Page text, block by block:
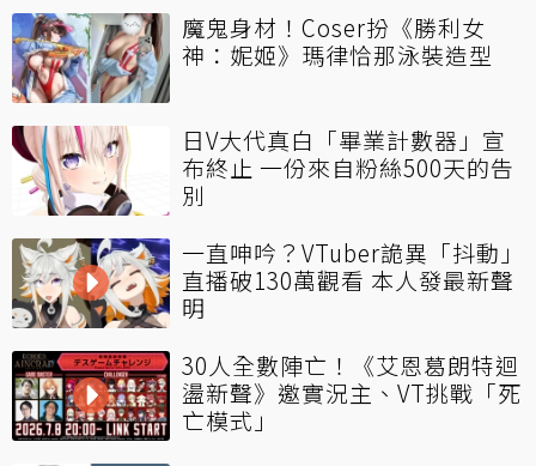
魔鬼身材！Coser扮《勝利女
神：妮姬》瑪律恰那泳裝造型
日V大代真白「畢業計數器」宣
布終止 一份來自粉絲500天的告
別
一直呻吟？VTuber詭異「抖動」
直播破130萬觀看 本人發最新聲
明
30人全數陣亡！《艾恩葛朗特迴
盪新聲》邀實況主、VT挑戰「死
亡模式」